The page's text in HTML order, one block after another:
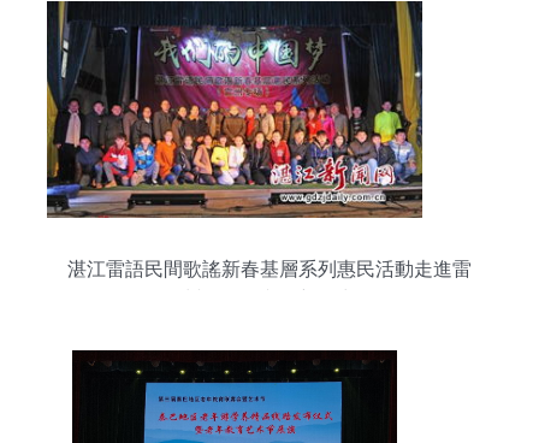
湛江雷語民間歌謠新春基層系列惠民活動走進雷